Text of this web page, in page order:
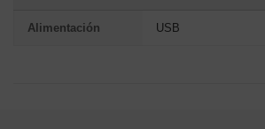
Alimentación USB